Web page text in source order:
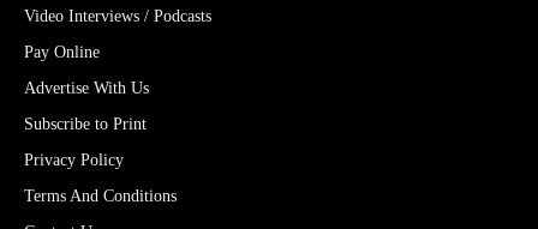
Video Interviews / Podcasts
Pay Online
Advertise With Us
Subscribe to Print
Privacy Policy
Terms And Conditions